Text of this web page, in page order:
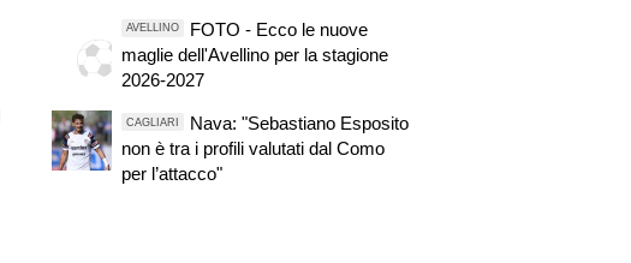
AVELLINO
FOTO - Ecco le nuove
maglie dell'Avellino per la stagione
2026-2027
CAGLIARI
Nava: "Sebastiano Esposito
non è tra i profili valutati dal Como
per l’attacco"